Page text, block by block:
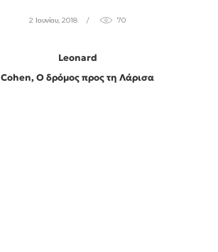
2 Ιουνίου, 2018 70
Leonard
Cohen, Ο δρόμος προς τη Λάρισα